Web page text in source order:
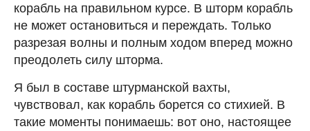
корабль на правильном курсе. В шторм корабль
не может остановиться и переждать. Только
разрезая волны и полным ходом вперед можно
преодолеть силу шторма.
Я был в составе штурманской вахты,
чувствовал, как корабль борется со стихией. В
такие моменты понимаешь: вот оно, настоящее